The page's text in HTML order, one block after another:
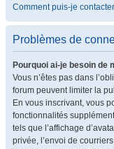
Comment puis-je
Problèmes de
Pourquoi ai-je besoin de
Vous n’êtes pas dans
forum peuvent limiter la
En vous inscrivant, vous
fonctionnalités
tels que l’affichage
privée, l’envoi de